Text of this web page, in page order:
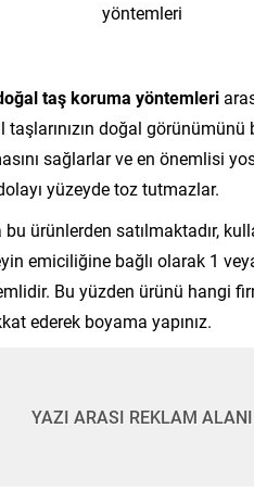
yöntemleri
taş koruma yöntemleri
doğal
sağlarlar ve en önemlisi
yüzeyde toz tutmazlar.
ürünlerden satılmaktadır,
emiciliğine bağlı olarak 1
Bu yüzden ürünü hangi
ederek boyama yapınız.
YAZI ARASI REKLAM ALANI